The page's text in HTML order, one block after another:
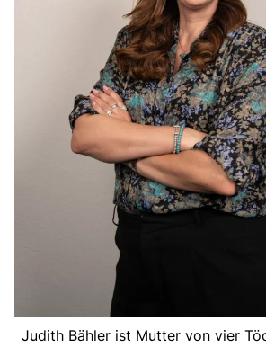
Judith Bähler ist Mutter von vier